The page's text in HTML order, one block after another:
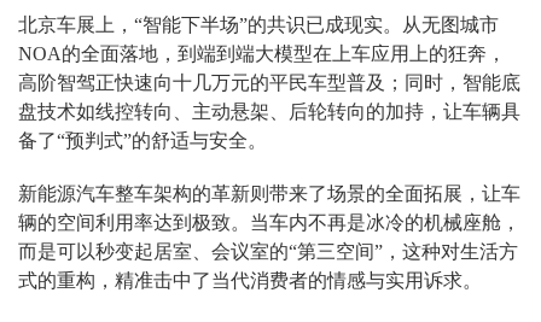
北京车展上，“智能下半场”的共识已成现实。从无图城市
NOA的全面落地，到端到端大模型在上车应用上的狂奔，
高阶智驾正快速向十几万元的平民车型普及；同时，智能底
盘技术如线控转向、主动悬架、后轮转向的加持，让车辆具
备了“预判式”的舒适与安全。
新能源汽车整车架构的革新则带来了场景的全面拓展，让车
辆的空间利用率达到极致。当车内不再是冰冷的机械座舱，
而是可以秒变起居室、会议室的“第三空间”，这种对生活方
式的重构，精准击中了当代消费者的情感与实用诉求。